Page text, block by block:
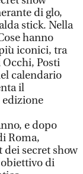
di glo,
stick. Nella
hanno
iconici, tra
Posti
calendario
il
edizione
e dopo
Roma,
secret show
di